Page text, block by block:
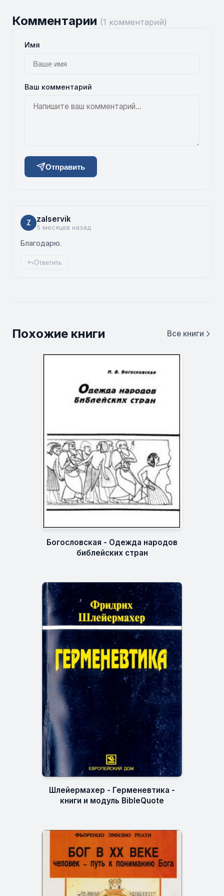
Комментарии (1 комментарий)
Имя
Ваш комментарий
Отправить
Z zalservik
5 месяцев назад
Благодарю.
Ответить
Похожие книги Все книги
Богословская - Одежда народов
библейских стран
Шлейермахер - Герменевтика -
книги и модуль BibleQuote